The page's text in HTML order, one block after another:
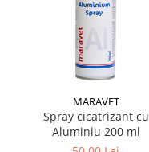
MARAVET
Spray cicatrizant cu
Aluminiu 200 ml